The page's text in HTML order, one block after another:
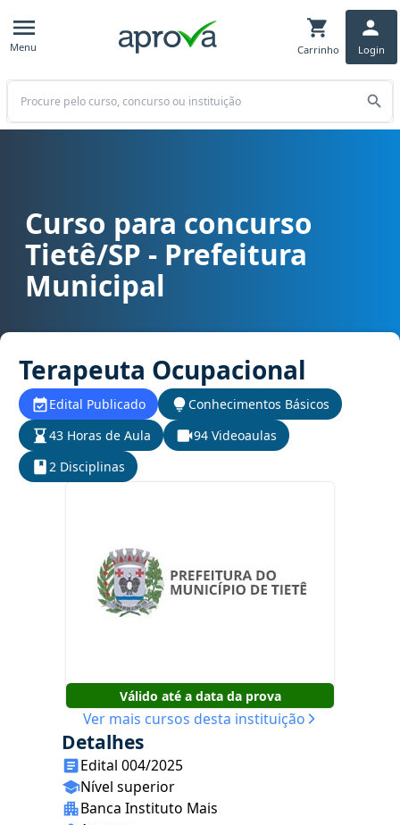
Menu Carrinho Login
Buscar
Curso para concurso Tietê/SP - Prefeitura Municipal cargo
Curso para concurso
Tietê/SP - Prefeitura
Municipal
Terapeuta Ocupacional
Edital Publicado
Conhecimentos Básicos
43 Horas de Aula
94 Videoaulas
2 Disciplinas
Válido até a data da prova
Ver mais cursos desta instituição
Detalhes
Edital 004/2025
Nível superior
Banca Instituto Mais